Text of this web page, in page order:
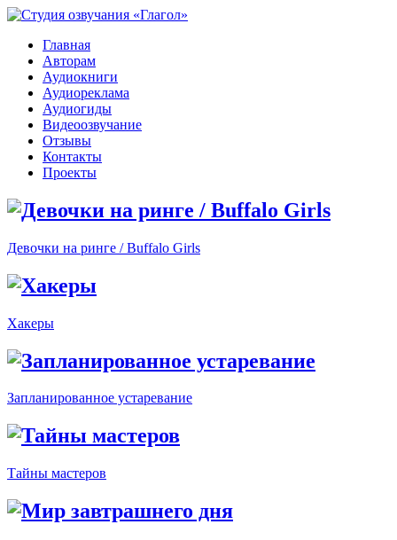
Главная
Авторам
Аудиокниги
Аудиореклама
Аудиогиды
Видеоозвучание
Отзывы
Контакты
Проекты
Девочки на ринге / Buffalo Girls
Хакеры
Запланированное устаревание
Тайны мастеров